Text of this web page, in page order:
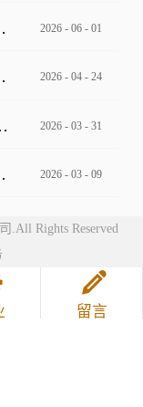
成主角 2026 - 06 - 01
草坪婚礼发布 2026 - 04 - 24
一期新员工培训 2026 - 03 - 31
作计划会议 2026 - 03 - 09
.All Rights Reserved
留言